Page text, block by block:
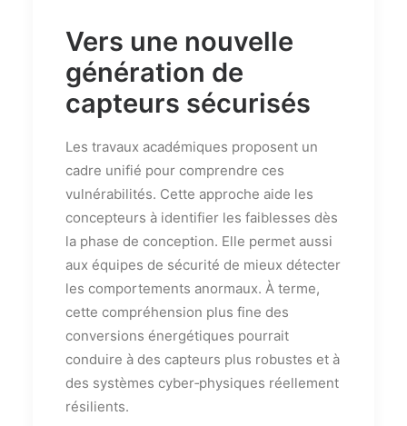
Vers une nouvelle
génération de
capteurs sécurisés
Les travaux académiques proposent un
cadre unifié pour comprendre ces
vulnérabilités. Cette approche aide les
concepteurs à identifier les faiblesses dès
la phase de conception. Elle permet aussi
aux équipes de sécurité de mieux détecter
les comportements anormaux. À terme,
cette compréhension plus fine des
conversions énergétiques pourrait
conduire à des capteurs plus robustes et à
des systèmes cyber‑physiques réellement
résilients.